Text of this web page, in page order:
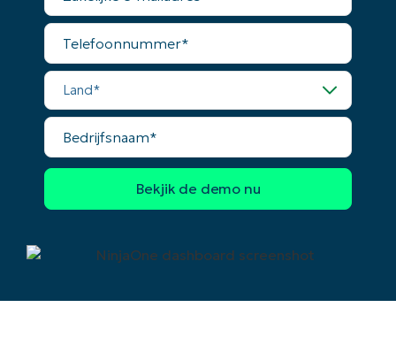
mailadres*
Telefoonnummer*
Land*
Bedrijfsnaam*
Company
name*